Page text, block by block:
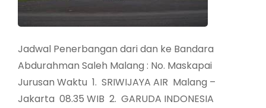
Jadwal Penerbangan dari dan ke Bandara
Abdurahman Saleh Malang : No. Maskapai
Jurusan Waktu 1. SRIWIJAYA AIR Malang –
Jakarta 08.35 WIB 2. GARUDA INDONESIA